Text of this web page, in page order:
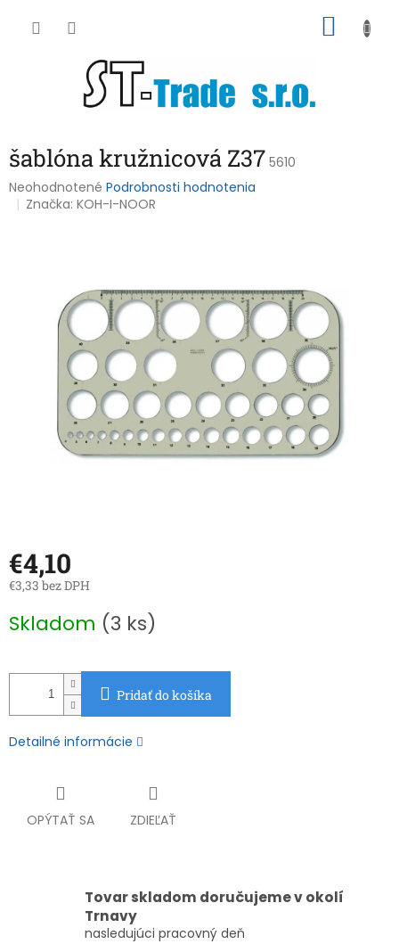
šablóna kružnicová Z37 5610
Priemerné
hodnotenie
hviezdičiek.
Neohodnotené Podrobnosti hodnotenia
Značka:KOH-I-NOOR
€4,10
€3,33 bez DPH
cena:
Skladom (3 ks)
Pridať do košíka
Detailné informácie
OPÝTAŤ SA ZDIEĽAŤ
Tovar skladom doručujeme v okolí
Trnavy
nasledujúci pracovný deň